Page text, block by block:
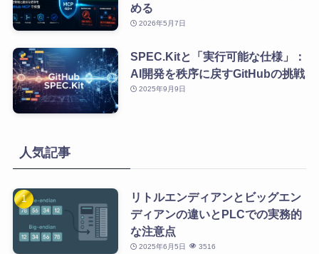
める
2026年5月7日
SPEC.Kitと「実行可能な仕様」：
AI開発を秩序に戻すGitHubの挑戦
2025年9月9日
人気記事
リトルエンディアンとビッグエン
ディアンの違いとPLCでの実務的
な注意点
2025年6月5日 3516